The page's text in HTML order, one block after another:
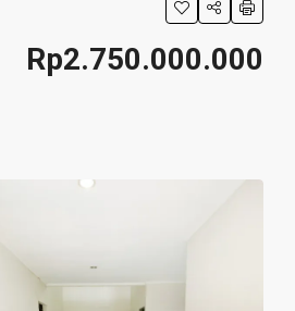
Rp2.750.000.000